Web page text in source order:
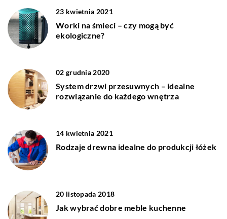
23 kwietnia 2021
Worki na śmieci – czy mogą być
ekologiczne?
02 grudnia 2020
System drzwi przesuwnych – idealne
rozwiązanie do każdego wnętrza
14 kwietnia 2021
Rodzaje drewna idealne do produkcji łóżek
20 listopada 2018
Jak wybrać dobre meble kuchenne